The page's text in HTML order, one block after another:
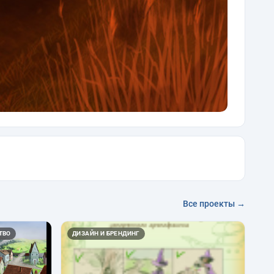
Все проекты →
ДИЗАЙН И БРЕНДИНГ